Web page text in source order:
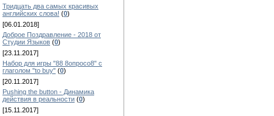
Тридцать два самых красивых
английских слова! (0)
[06.01.2018]
Доброе Поздравление - 2018 от
Студии Языков (0)
[23.11.2017]
Набор для игры "88 8опросо8" с
глаголом "to buy" (0)
[20.11.2017]
Pushing the button - Динамика
действия в реальности (0)
[15.11.2017]